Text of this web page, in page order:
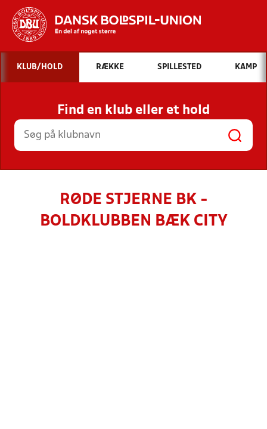
Hvad vil du søge efter?
INDHOLD OG NYHEDER
STILLINGER, RESULTATER, KLUBBER OG
HOLD
KLUB/HOLD RÆKKE SPILLESTED KAMP
Find en klub eller et hold
RØDE STJERNE BK -
BOLDKLUBBEN BÆK CITY